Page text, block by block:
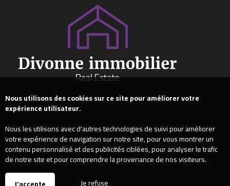
Nous utilisons des cookies sur ce site pour améliorer votre
expérience utilisateur.
Nous les utilisons avec d'autres technologies de suivi pour améliorer
votre expérience de navigation sur notre site, pour vous montrer un
contenu personnalisé et des publicités ciblées, pour analyser le trafic
de notre site et pour comprendre la provenance de nos visiteurs.
Je refuse